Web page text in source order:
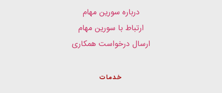
درباره سورین مهام
ارتباط با سورین مهام
ارسال درخواست همکاری
خدمات